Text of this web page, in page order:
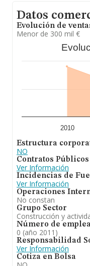
Datos
Evolución de
Menor de 300 mil €
2010
Estructura
NO
Contratos
Ver Información
Incidencias de
Ver Información
Operaciones
No constan
Grupo Sector
Construcción y
Número de
0 (año 2011)
Responsabilidad
Ver Información
Cotiza en Bolsa